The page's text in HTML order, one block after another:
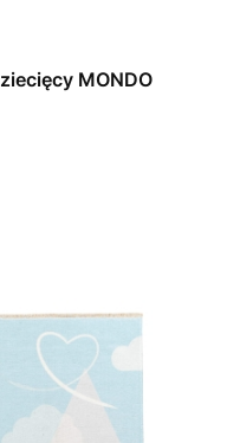
MONDO